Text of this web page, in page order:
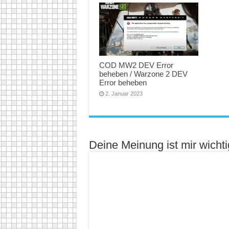
COD MW2 DEV Error
beheben / Warzone 2 DEV
Error beheben
2. Januar 2023
Deine Meinung ist mir